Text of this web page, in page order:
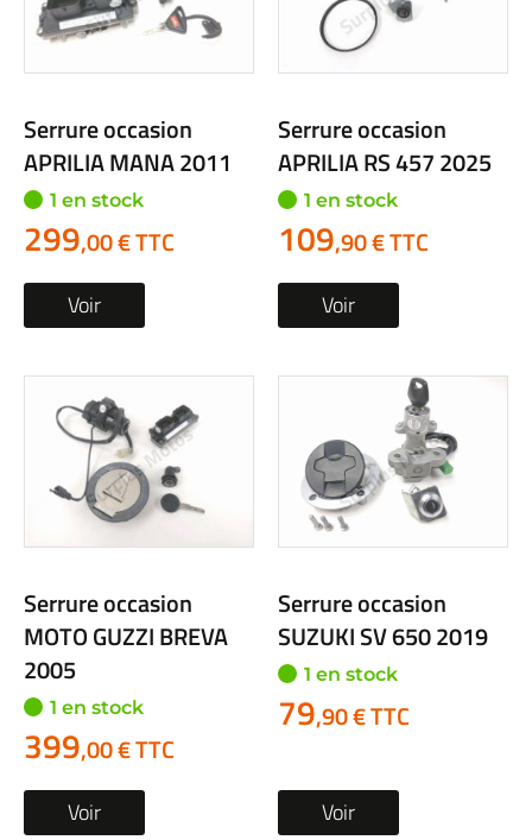
Serrure occasion
APRILIA MANA 2011
1 en stock
299,00 € TTC
Voir
Serrure occasion
APRILIA RS 457 2025
1 en stock
109,90 € TTC
Voir
Serrure occasion
MOTO GUZZI BREVA
2005
1 en stock
399,00 € TTC
Voir
Serrure occasion
SUZUKI SV 650 2019
1 en stock
79,90 € TTC
Voir